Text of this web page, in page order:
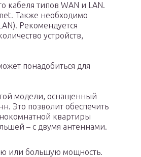
кабеля типов WAN и LAN.
Также необходимо
Рекомендуется
устройств,
понадобиться для
модели, оснащенный
Это позволит обеспечить
квартиры
– с двумя антеннами.
или большую мощность.